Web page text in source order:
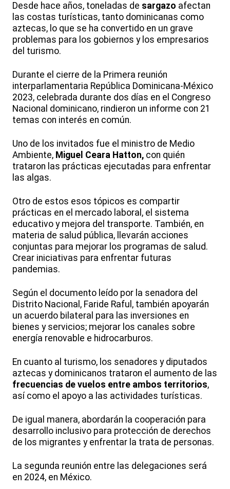
Desde hace años, toneladas de sargazo afectan
las costas turísticas, tanto dominicanas como
aztecas, lo que se ha convertido en un grave
problemas para los gobiernos y los empresarios
del turismo.
Durante el cierre de la Primera reunión
interparlamentaria República Dominicana-México
2023, celebrada durante dos días en el Congreso
Nacional dominicano, rindieron un informe con 21
temas con interés en común.
Uno de los invitados fue el ministro de Medio
Ambiente, Miguel Ceara Hatton, con quién
trataron las prácticas ejecutadas para enfrentar
las algas.
Otro de estos esos tópicos es compartir
prácticas en el mercado laboral, el sistema
educativo y mejora del transporte. También, en
materia de salud pública, llevarán acciones
conjuntas para mejorar los programas de salud.
Crear iniciativas para enfrentar futuras
pandemias.
Según el documento leído por la senadora del
Distrito Nacional, Faride Raful, también apoyarán
un acuerdo bilateral para las inversiones en
bienes y servicios; mejorar los canales sobre
energía renovable e hidrocarburos.
En cuanto al turismo, los senadores y diputados
aztecas y dominicanos trataron el aumento de las
frecuencias de vuelos entre ambos territorios,
así como el apoyo a las actividades turísticas.
De igual manera, abordarán la cooperación para
desarrollo inclusivo para protección de derechos
de los migrantes y enfrentar la trata de personas.
La segunda reunión entre las delegaciones será
en 2024, en México.